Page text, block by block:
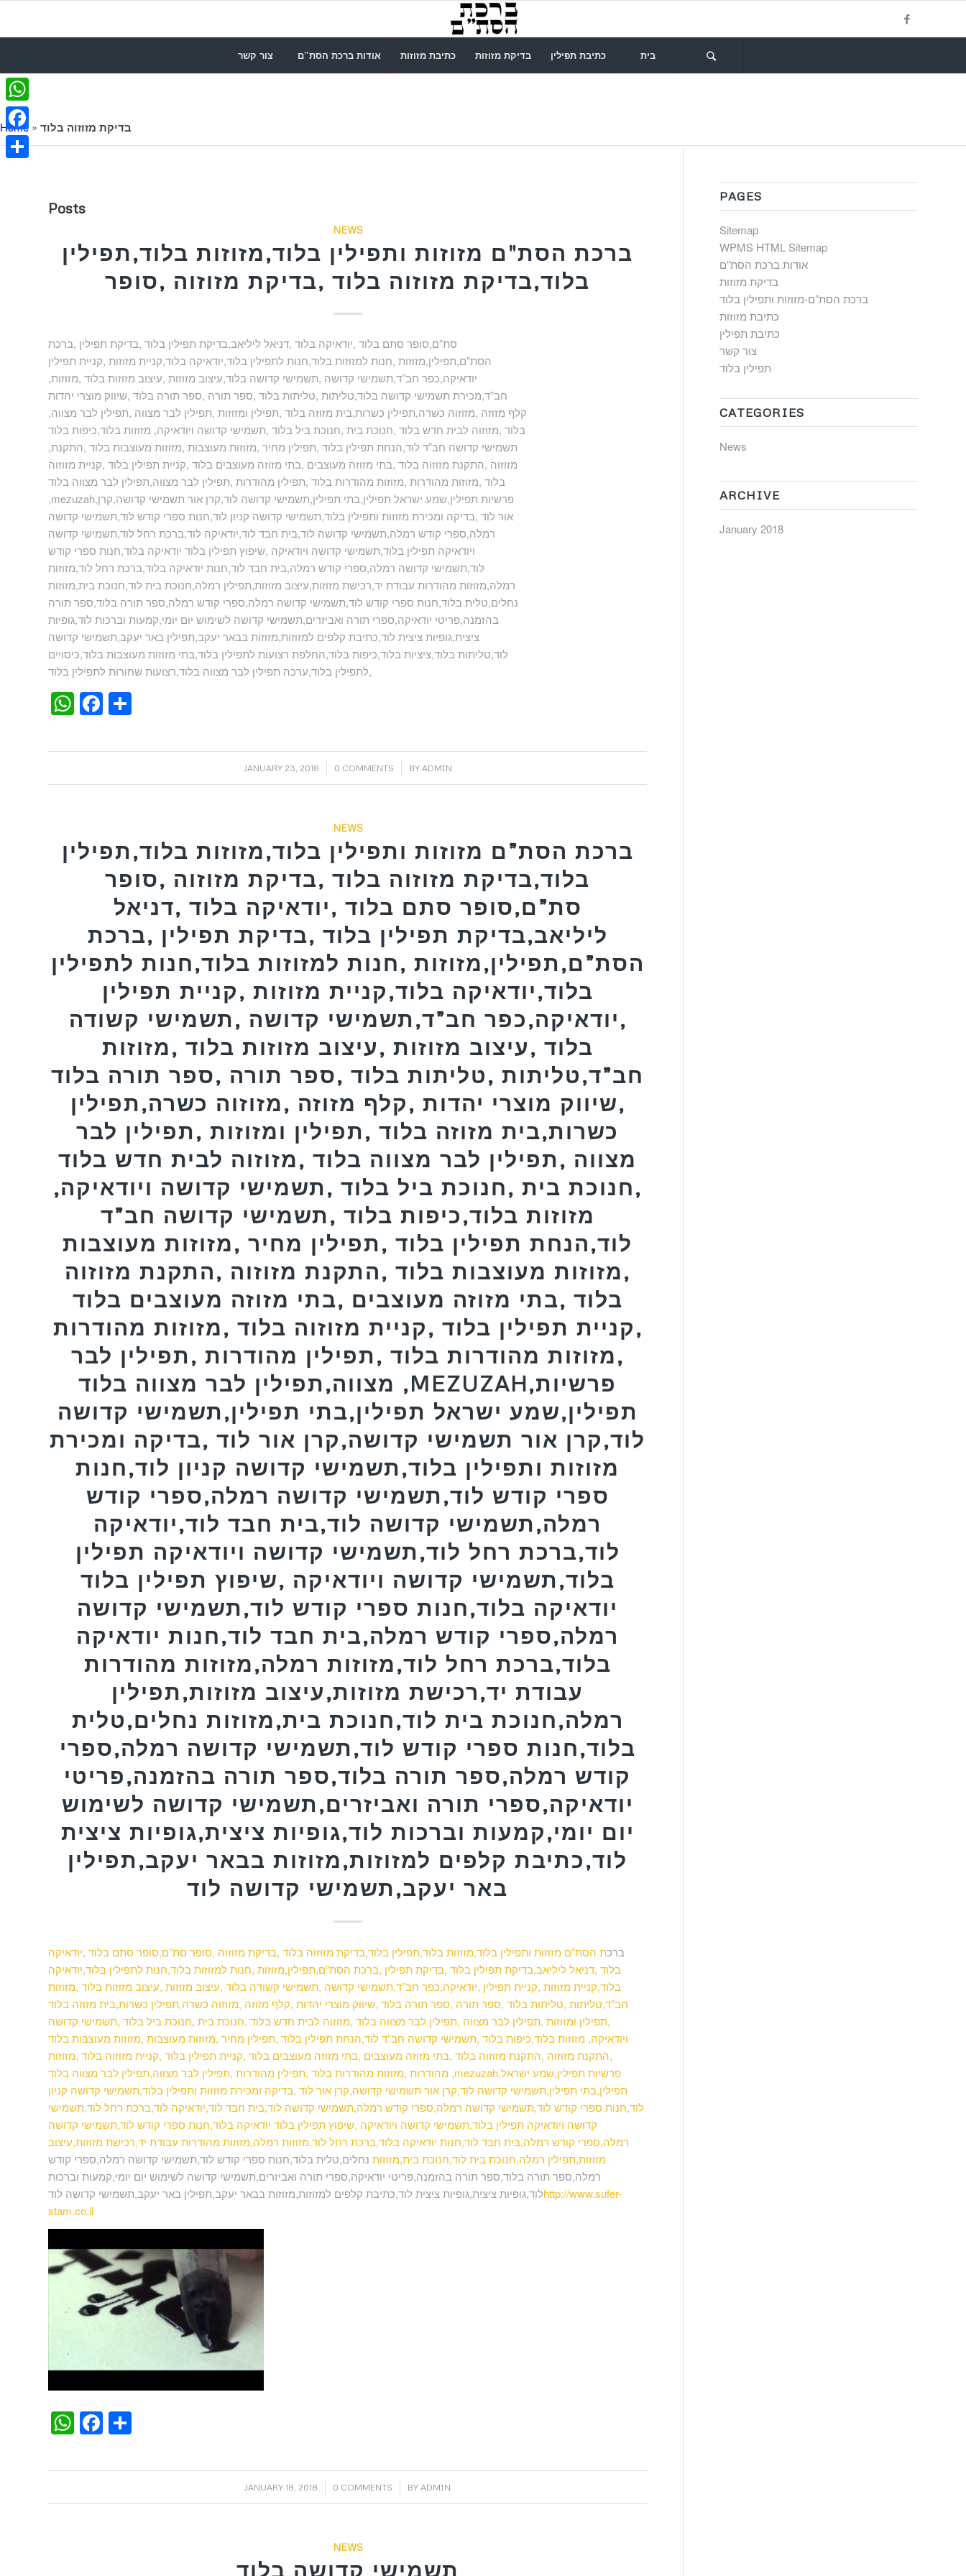
צור קשר אודות ברכת הסת”ם כתיבת מזוזות בדיקת מזוזות כתיבת תפילין בית
Home » בדיקת מזוזוה בלוד
Posts
NEWS
ברכת הסת"ם מזוזות ותפילין בלוד,מזוזות בלוד,תפילין
בלוד,בדיקת מזוזוה בלוד ,בדיקת מזוזוה ,סופר
סת”ם,סופר סתם בלוד ,יודאיקה בלוד ,דניאל ליליאב,בדיקת תפילין בלוד ,בדיקת תפילין ,ברכת
הסת”ם,תפילין,מזוזות ,חנות למזוזות בלוד,חנות לתפילין בלוד,יודאיקה בלוד,קניית מזוזות ,קניית תפילין
,יודאיקה,כפר חב”ד,תשמישי קדושה ,תשמישי קדושה בלוד,עיצוב מזוזות ,עיצוב מזוזות בלוד ,מזוזות
חב”ד,מכירת תשמישי קדושה בלוד,טליתות ,טליתות בלוד ,ספר תורה ,ספר תורה בלוד ,שיווק מוצרי יהדות
,קלף מזוזה ,מזוזוה כשרה,תפילין כשרות,בית מזוזה בלוד ,תפילין ומזוזות ,תפילין לבר מצווה ,תפילין לבר מצווה
בלוד ,מזוזוה לבית חדש בלוד ,חנוכת בית ,חנוכת ביל בלוד ,תשמישי קדושה ויודאיקה, מזוזות בלוד,כיפות בלוד
,תשמישי קדושה חב”ד לוד,הנחת תפילין בלוד ,תפילין מחיר ,מזוזות מעוצבות ,מזוזות מעוצבות בלוד ,התקנת
מזוזוה ,התקנת מזוזוה בלוד ,בתי מזוזה מעוצבים ,בתי מזוזה מעוצבים בלוד ,קניית תפילין בלוד ,קניית מזוזוה
בלוד ,מזוזות מהודרות ,מזוזות מהודרות בלוד ,תפילין מהודרות ,תפילין לבר מצווה,תפילין לבר מצווה בלוד
,mezuzah,פרשיות תפילין,שמע ישראל תפילין,בתי תפילין,תשמישי קדושה לוד,קרן אור תשמישי קדושה,קרן
אור לוד ,בדיקה ומכירת מזוזות ותפילין בלוד,תשמישי קדושה קניון לוד,חנות ספרי קודש לוד,תשמישי קדושה
רמלה,ספרי קודש רמלה,תשמישי קדושה לוד,בית חבד לוד,יודאיקה לוד,ברכת רחל לוד,תשמישי קדושה
ויודאיקה תפילין בלוד,תשמישי קדושה ויודאיקה ,שיפוץ תפילין בלוד יודאיקה בלוד,חנות ספרי קודש
לוד,תשמישי קדושה רמלה,ספרי קודש רמלה,בית חבד לוד,חנות יודאיקה בלוד,ברכת רחל לוד,מזוזות
רמלה,מזוזות מהודרות עבודת יד,רכישת מזוזות,עיצוב מזוזות,תפילין רמלה,חנוכת בית לוד,חנוכת בית,מזוזות
נחלים,טלית בלוד,חנות ספרי קודש לוד,תשמישי קדושה רמלה,ספרי קודש רמלה,ספר תורה בלוד,ספר תורה
בהזמנה,פריטי יודאיקה,ספרי תורה ואביזרים,תשמישי קדושה לשימוש יום יומי,קמעות וברכות לוד,גופיות
ציצית,גופיות ציצית לוד,כתיבת קלפים למזוזות,מזוזות בבאר יעקב,תפילין באר יעקב,תשמישי קדושה
לוד,טליתות בלוד,ציציות בלוד,כיפות בלוד,החלפת רצועות לתפילין בלוד,בתי מזוזות מעוצבות בלוד,כיסויים
לתפילין בלוד,ערכה תפילין לבר מצווה בלוד,רצועות שחורות לתפילין בלוד,
WhatsApp
Facebook
JANUARY 23, 2018
/ 0 COMMENTS
/ BY ADMIN
NEWS
ברכת הסת”ם מזוזות ותפילין בלוד,מזוזות בלוד,תפילין
בלוד,בדיקת מזוזוה בלוד ,בדיקת מזוזוה ,סופר
סת”ם,סופר סתם בלוד ,יודאיקה בלוד ,דניאל
ליליאב,בדיקת תפילין בלוד ,בדיקת תפילין ,ברכת
הסת”ם,תפילין,מזוזות ,חנות למזוזות בלוד,חנות לתפילין
בלוד,יודאיקה בלוד,קניית מזוזות ,קניית תפילין
,יודאיקה,כפר חב”ד,תשמישי קדושה ,תשמישי קשודה
בלוד ,עיצוב מזוזות ,עיצוב מזוזות בלוד ,מזוזות
חב”ד,טליתות ,טליתות בלוד ,ספר תורה ,ספר תורה בלוד
,שיווק מוצרי יהדות ,קלף מזוזה ,מזוזוה כשרה,תפילין
כשרות,בית מזוזה בלוד ,תפילין ומזוזות ,תפילין לבר
מצווה ,תפילין לבר מצווה בלוד ,מזוזוה לבית חדש בלוד
,חנוכת בית ,חנוכת ביל בלוד ,תשמישי קדושה ויודאיקה,
מזוזות בלוד,כיפות בלוד ,תשמישי קדושה חב”ד
לוד,הנחת תפילין בלוד ,תפילין מחיר ,מזוזות מעוצבות
,מזוזות מעוצבות בלוד ,התקנת מזוזוה ,התקנת מזוזוה
בלוד ,בתי מזוזה מעוצבים ,בתי מזוזה מעוצבים בלוד
,קניית תפילין בלוד ,קניית מזוזוה בלוד ,מזוזות מהודרות
,מזוזות מהודרות בלוד ,תפילין מהודרות ,תפילין לבר
מצווה,תפילין לבר מצווה בלוד ,MEZUZAH,פרשיות
תפילין,שמע ישראל תפילין,בתי תפילין,תשמישי קדושה
לוד,קרן אור תשמישי קדושה,קרן אור לוד ,בדיקה ומכירת
מזוזות ותפילין בלוד,תשמישי קדושה קניון לוד,חנות
ספרי קודש לוד,תשמישי קדושה רמלה,ספרי קודש
רמלה,תשמישי קדושה לוד,בית חבד לוד,יודאיקה
לוד,ברכת רחל לוד,תשמישי קדושה ויודאיקה תפילין
בלוד,תשמישי קדושה ויודאיקה ,שיפוץ תפילין בלוד
יודאיקה בלוד,חנות ספרי קודש לוד,תשמישי קדושה
רמלה,ספרי קודש רמלה,בית חבד לוד,חנות יודאיקה
בלוד,ברכת רחל לוד,מזוזות רמלה,מזוזות מהודרות
עבודת יד,רכישת מזוזות,עיצוב מזוזות,תפילין
רמלה,חנוכת בית לוד,חנוכת בית,מזוזות נחלים,טלית
בלוד,חנות ספרי קודש לוד,תשמישי קדושה רמלה,ספרי
קודש רמלה,ספר תורה בלוד,ספר תורה בהזמנה,פריטי
יודאיקה,ספרי תורה ואביזרים,תשמישי קדושה לשימוש
יום יומי,קמעות וברכות לוד,גופיות ציצית,גופיות ציצית
לוד,כתיבת קלפים למזוזות,מזוזות בבאר יעקב,תפילין
באר יעקב,תשמישי קדושה לוד
ברכת הסת”ם מזוזות ותפילין בלוד,מזוזות בלוד,תפילין בלוד,בדיקת מזוזוה בלוד ,בדיקת מזוזוה ,סופר סת”ם,סופר סתם בלוד ,יודאיקה
בלוד ,דניאל ליליאב,בדיקת תפילין בלוד ,בדיקת תפילין ,ברכת הסת”ם,תפילין,מזוזות ,חנות למזוזות בלוד,חנות לתפילין בלוד,יודאיקה
בלוד,קניית מזוזות ,קניית תפילין ,יודאיקה,כפר חב”ד,תשמישי קדושה ,תשמישי קשודה בלוד ,עיצוב מזוזות ,עיצוב מזוזות בלוד ,מזוזות
חב”ד,טליתות ,טליתות בלוד ,ספר תורה ,ספר תורה בלוד ,שיווק מוצרי יהדות ,קלף מזוזה ,מזוזוה כשרה,תפילין כשרות,בית מזוזה בלוד
,תפילין ומזוזות ,תפילין לבר מצווה ,תפילין לבר מצווה בלוד ,מזוזוה לבית חדש בלוד ,חנוכת בית ,חנוכת ביל בלוד ,תשמישי קדושה
ויודאיקה, מזוזות בלוד,כיפות בלוד ,תשמישי קדושה חב”ד לוד,הנחת תפילין בלוד ,תפילין מחיר ,מזוזות מעוצבות ,מזוזות מעוצבות בלוד
,התקנת מזוזוה ,התקנת מזוזוה בלוד ,בתי מזוזה מעוצבים ,בתי מזוזה מעוצבים בלוד ,קניית תפילין בלוד ,קניית מזוזוה בלוד ,מזוזות
מהודרות ,מזוזות מהודרות בלוד ,תפילין מהודרות ,תפילין לבר מצווה,תפילין לבר מצווה בלוד ,mezuzah,פרשיות תפילין,שמע ישראל
תפילין,בתי תפילין,תשמישי קדושה לוד,קרן אור תשמישי קדושה,קרן אור לוד ,בדיקה ומכירת מזוזות ותפילין בלוד,תשמישי קדושה קניון
לוד,חנות ספרי קודש לוד,תשמישי קדושה רמלה,ספרי קודש רמלה,תשמישי קדושה לוד,בית חבד לוד,יודאיקה לוד,ברכת רחל לוד,תשמישי
קדושה ויודאיקה תפילין בלוד,תשמישי קדושה ויודאיקה ,שיפוץ תפילין בלוד יודאיקה בלוד,חנות ספרי קודש לוד,תשמישי קדושה
רמלה,ספרי קודש רמלה,בית חבד לוד,חנות יודאיקה בלוד,ברכת רחל לוד,מזוזות רמלה,מזוזות מהודרות עבודת יד,רכישת מזוזות,עיצוב
מזוזות,תפילין רמלה,חנוכת בית לוד,חנוכת בית,מזוזות נחלים,טלית בלוד,חנות ספרי קודש לוד,תשמישי קדושה רמלה,ספרי קודש
רמלה,ספר תורה בלוד,ספר תורה בהזמנה,פריטי יודאיקה,ספרי תורה ואביזרים,תשמישי קדושה לשימוש יום יומי,קמעות וברכות
לוד,גופיות ציצית,גופיות ציצית לוד,כתיבת קלפים למזוזות,מזוזות בבאר יעקב,תפילין באר יעקב,תשמישי קדושה לודhttp://www.sufer-
stam.co.il
WhatsApp
Facebook
JANUARY 18, 2018
/ 0 COMMENTS
/ BY ADMIN
NEWS
תשמישי קדושה בלוד
PAGES
Sitemap
WPMS HTML Sitemap
אודות ברכת הסת”ם
בדיקת מזוזות
ברכת הסת”ם-מזוזות ותפילין בלוד
כתיבת מזוזות
כתיבת תפילין
צור קשר
תפילין בלוד
CATEGORIES
News
ARCHIVE
January 2018
WhatsApp
Facebook